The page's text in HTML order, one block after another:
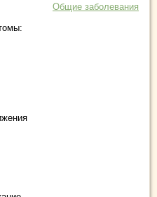
Общие заболевания